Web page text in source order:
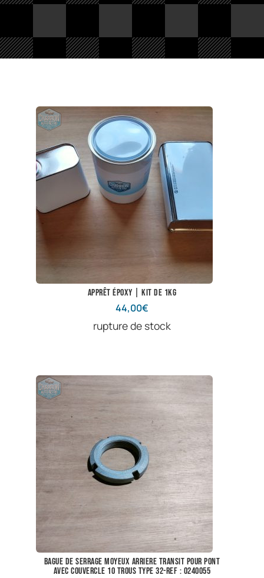
Apprêt époxy | Kit de 1kg
44,00€
rupture de stock
bague de serrage moyeux arriere transit pour pont
avec couvercle 10 trous type 32-ref : 0240055